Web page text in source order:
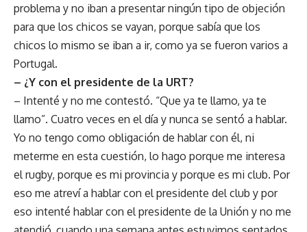
problema y no iban a presentar ningún tipo de objeción
para que los chicos se vayan, porque sabía que los
chicos lo mismo se iban a ir, como ya se fueron varios a
Portugal.
– ¿Y con el presidente de la URT?
– Intenté y no me contestó. “Que ya te llamo, ya te
llamo”. Cuatro veces en el día y nunca se sentó a hablar.
Yo no tengo como obligación de hablar con él, ni
meterme en esta cuestión, lo hago porque me interesa
el rugby, porque es mi provincia y porque es mi club. Por
eso me atreví a hablar con el presidente del club y por
eso intenté hablar con el presidente de la Unión y no me